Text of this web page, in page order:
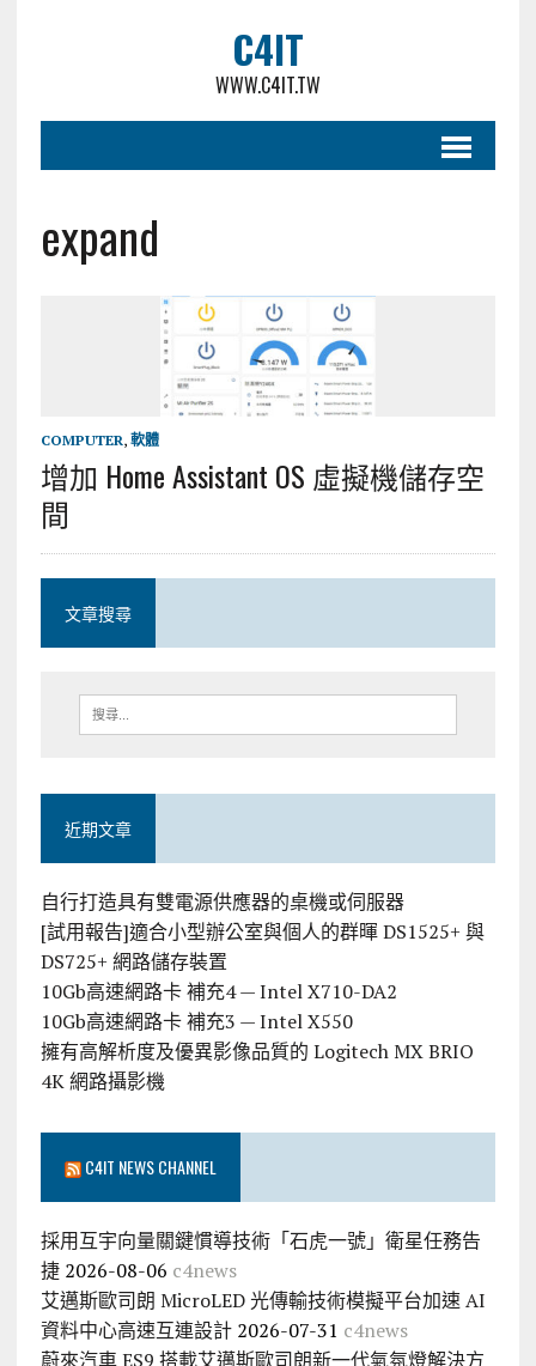
C4IT
WWW.C4IT.TW
expand
COMPUTER, 軟體
增加 Home Assistant OS 虛擬機儲存空
間
文章搜尋
近期文章
自行打造具有雙電源供應器的桌機或伺服器
[試用報告]適合小型辦公室與個人的群暉 DS1525+ 與
DS725+ 網路儲存裝置
10Gb高速網路卡 補充4 — Intel X710-DA2
10Gb高速網路卡 補充3 — Intel X550
擁有高解析度及優異影像品質的 Logitech MX BRIO
4K 網路攝影機
C4IT NEWS CHANNEL
採用互宇向量關鍵慣導技術「石虎一號」衛星任務告
捷 2026-08-06 c4news
艾邁斯歐司朗 MicroLED 光傳輸技術模擬平台加速 AI
資料中心高速互連設計 2026-07-31 c4news
蔚來汽車 ES9 搭載艾邁斯歐司朗新一代氣氛燈解決方